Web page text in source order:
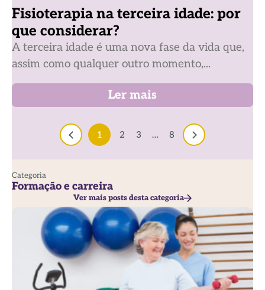
Fisioterapia na terceira idade: por
que considerar?
A terceira idade é uma nova fase da vida que,
assim como qualquer outro momento,...
Ler mais
1 2 3 … 8
Categoria
Formação e carreira
Ver mais posts desta categoria